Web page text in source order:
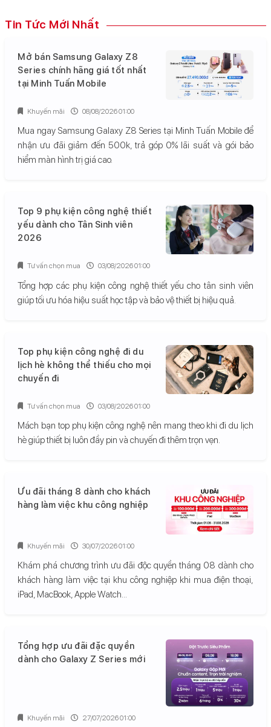
Tin Tức Mới Nhất
Mở bán Samsung Galaxy Z8
Series chính hãng giá tốt nhất
tại Minh Tuấn Mobile
Mua ngay Samsung Galaxy Z8 Series tại Minh Tuấn Mobile để
nhận ưu đãi giảm đến 500k, trả góp 0% lãi suất và gói bảo
hiểm màn hình trị giá cao.
Khuyến mãi 08/08/2026 01:00
Top 9 phụ kiện công nghệ thiết
yếu dành cho Tân Sinh viên
2026
Tổng hợp các phụ kiện công nghệ thiết yếu cho tân sinh viên
giúp tối ưu hóa hiệu suất học tập và bảo vệ thiết bị hiệu quả.
Tư vấn chọn mua 03/08/2026 01:00
Top phụ kiện công nghệ đi du
lịch hè không thể thiếu cho mọi
chuyến đi
Mách bạn top phụ kiện công nghệ nên mang theo khi đi du lịch
hè giúp thiết bị luôn đầy pin và chuyến đi thêm trọn vẹn.
Tư vấn chọn mua 03/08/2026 01:00
Ưu đãi tháng 8 dành cho khách
hàng làm việc khu công nghiệp
Khám phá chương trình ưu đãi độc quyền tháng 08 dành cho
khách hàng làm việc tại khu công nghiệp khi mua điện thoại,
iPad, MacBook, Apple Watch...
Khuyến mãi 30/07/2026 01:00
Tổng hợp ưu đãi đặc quyền
dành cho Galaxy Z Series mới
Khuyến mãi 27/07/2026 01:00